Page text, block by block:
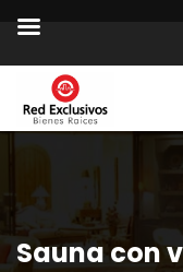
Sauna con